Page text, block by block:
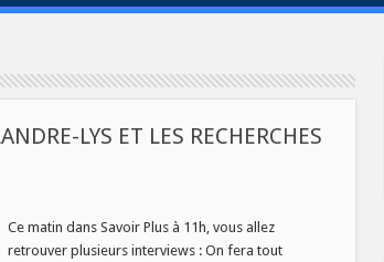
LYS ET LES RECHERCHES
Ce matin dans Savoir Plus à 11h, vous allez
retrouver plusieurs interviews : On fera tout